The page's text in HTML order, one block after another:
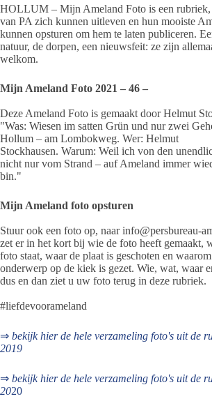
HOLLUM – Mijn Ameland Foto is een rubriek,
van PA zich kunnen uitleven en hun mooiste
kunnen opsturen om hem te laten publiceren.
natuur, de dorpen, een nieuwsfeit: ze zijn
welkom.
Mijn Ameland Foto 2021 – 46 –
Deze Ameland Foto is gemaakt door Helmut
"Was: Wiesen im satten Grün und nur zwei
Hollum – am Lombokweg. Wer: Helmut
Stockhausen. Warum: Weil ich von den
nicht nur vom Strand – auf Ameland immer
bin."
Mijn Ameland foto opsturen
Stuur ook een foto op, naar info@persbureau-
zet er in het kort bij wie de foto heeft gemaakt,
foto staat, waar de plaat is geschoten en
onderwerp op de kiek is gezet. Wie, wat, waar
dus en dan ziet u uw foto terug in deze rubriek.
#liefdevoorameland
⇒ bekijk hier de hele verzameling foto's uit de
2019
⇒ bekijk hier de hele verzameling foto's uit de
2020